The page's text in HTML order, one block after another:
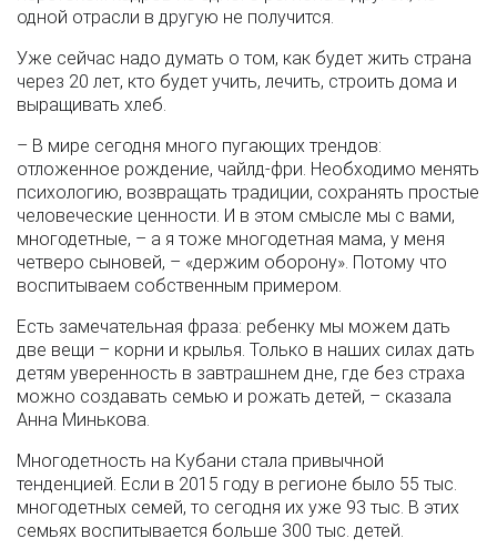
одной отрасли в другую не получится.
Уже сейчас надо думать о том, как будет жить страна
через 20 лет, кто будет учить, лечить, строить дома и
выращивать хлеб.
– В мире сегодня много пугающих трендов:
отложенное рождение, чайлд-фри. Необходимо менять
психологию, возвращать традиции, сохранять простые
человеческие ценности. И в этом смысле мы с вами,
многодетные, – а я тоже многодетная мама, у меня
четверо сыновей, – «держим оборону». Потому что
воспитываем собственным примером.
Есть замечательная фраза: ребенку мы можем дать
две вещи – корни и крылья. Только в наших силах дать
детям уверенность в завтрашнем дне, где без страха
можно создавать семью и рожать детей, – сказала
Анна Минькова.
Многодетность на Кубани стала привычной
тенденцией. Если в 2015 году в регионе было 55 тыс.
многодетных семей, то сегодня их уже 93 тыс. В этих
семьях воспитывается больше 300 тыс. детей.